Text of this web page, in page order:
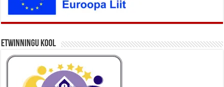
eTwinningu kool